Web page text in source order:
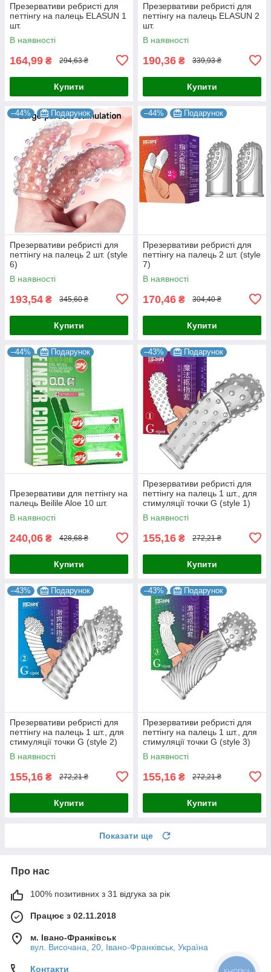
Презервативи ребристі для
петтінгу на палець ELASUN 1
шт.
В наявності
164,99 ₴ 294,63 ₴
Купити
Презервативи ребристі для
петтінгу на палець ELASUN 2
шт.
В наявності
190,36 ₴ 339,93 ₴
Купити
–44% Подарунок
Презервативи ребристі для
петтінгу на палець 2 шт. (style
6)
В наявності
193,54 ₴ 345,60 ₴
Купити
–44% Подарунок
Презервативи ребристі для
петтінгу на палець 2 шт. (style
7)
В наявності
170,46 ₴ 304,40 ₴
Купити
–44% Подарунок
Презервативи для петтінгу на
палець Beilile Aloe 10 шт.
В наявності
240,06 ₴ 428,68 ₴
Купити
–43% Подарунок
Презервативи ребристі для
петтінгу на палець 1 шт., для
стимуляції точки G (style 1)
В наявності
155,16 ₴ 272,21 ₴
Купити
–43% Подарунок
Презервативи ребристі для
петтінгу на палець 1 шт., для
стимуляції точки G (style 2)
В наявності
155,16 ₴ 272,21 ₴
Купити
–43% Подарунок
Презервативи ребристі для
петтінгу на палець 1 шт., для
стимуляції точки G (style 3)
В наявності
155,16 ₴ 272,21 ₴
Купити
Показати ще
Про нас
100% позитивних з 31 відгука за рік
Працює з 02.11.2018
м. Івано-Франківськ
вул. Височана, 20, Івано-Франківськ, Україна
Контакти